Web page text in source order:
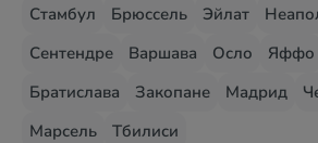
Стамбул
Брюссель Эйлат
Сентендре
Варшава Осло Яффо
Братислава
Закопане Мадрид
Марсель
Тбилиси